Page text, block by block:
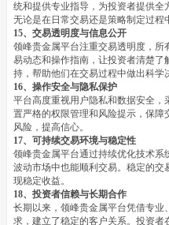
统和提供专业指导，为投资者提供全
无论是在日常交易还是策略制定过程
15、交易透明度与信息公开
领峰贵金属平台注重交易透明度，
易动态和操作指南，让投资者清楚
持，帮助他们在交易过程中做出科学
16、操作安全与隐私保护
平台高度重视用户隐私和数据安全
置严格的权限管理和风险提示，保
风险，提高信心。
17、可持续交易环境与稳定性
领峰贵金属平台通过持续优化技术
波动市场中也能顺利交易。稳定的
现稳定收益。
18、投资者信赖与长期合作
长期以来，领峰贵金属平台凭借专
求，建立了稳定的客户关系。投资